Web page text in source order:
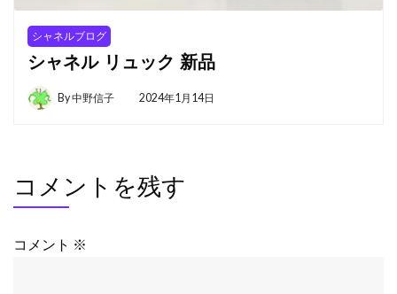
シャネルブログ
シャネル リュック 新品
By中野信子 2024年1月14日
コメントを残す
コメント ※